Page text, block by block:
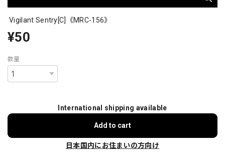
Vigilant Sentry[C]《MRC-156》
¥50
数量
International shipping available
Add to cart
日本国内にお住まいの方向け